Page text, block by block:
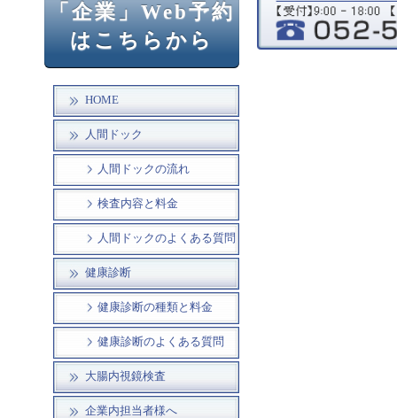
「企業」Web予約
はこちらから
HOME
人間ドック
人間ドックの流れ
検査内容と料金
人間ドックのよくある質問
健康診断
健康診断の種類と料金
健康診断のよくある質問
大腸内視鏡検査
企業内担当者様へ